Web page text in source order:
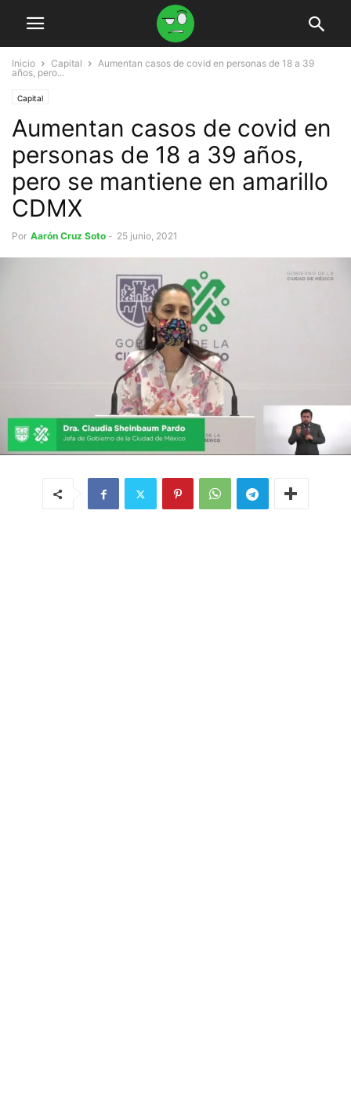
Inicio Capital
Aumentan casos de covid en personas de 18 a 39
años, pero...
Capital
Aumentan casos de covid en
personas de 18 a 39 años,
pero se mantiene en amarillo
CDMX
Por Aarón Cruz Soto - 25 junio, 2021